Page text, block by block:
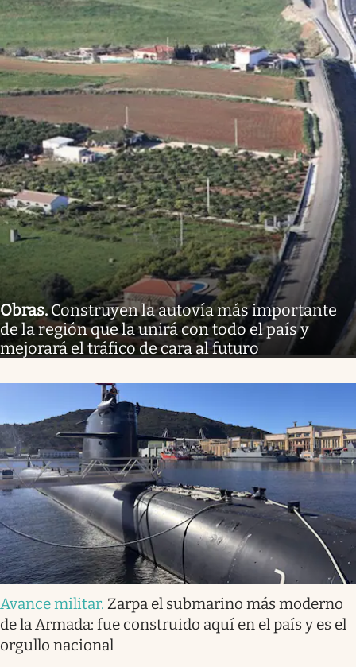
Obras.Construyen la autovía más importante
de la región que la unirá con todo el país y
mejorará el tráfico de cara al futuro
Avance militar. Zarpa el submarino más moderno
de la Armada: fue construido aquí en el país y es el
orgullo nacional